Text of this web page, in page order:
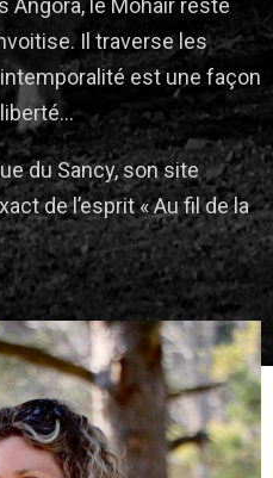
Il traverse les
est une façon
du Sancy, son site
de l’esprit « Au fil de la